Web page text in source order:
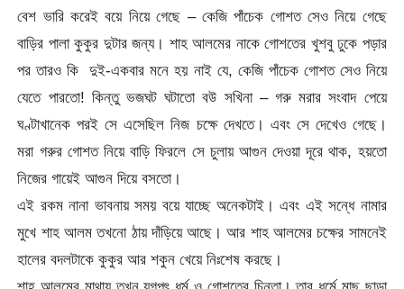
বেশ ভারি করেই বয়ে নিয়ে গেছে – কেজি পাঁচেক গোশত সেও নিয়ে গেছে
বাড়ির পালা কুকুর দুটার জন্য। শাহ আলমের নাকে গোশতের খুশবু ঢুকে পড়ার
পর তারও কি দুই-একবার মনে হয় নাই যে, কেজি পাঁচেক গোশত সেও নিয়ে
যেতে পারতো! কিন্তু ভজঘট ঘটাতো বউ সখিনা – গরু মরার সংবাদ পেয়ে
ঘণ্টাখানেক পরই সে এসেছিল নিজ চক্ষে দেখতে। এবং সে দেখেও গেছে।
মরা গরুর গোশত নিয়ে বাড়ি ফিরলে সে চুলায় আগুন দেওয়া দূরে থাক, হয়তো
নিজের গায়েই আগুন দিয়ে বসতো।
এই রকম নানা ভাবনায় সময় বয়ে যাচ্ছে অনেকটাই। এবং এই সন্ধে নামার
মুখে শাহ আলম তখনো ঠায় দাঁড়িয়ে আছে। আর শাহ আলমের চক্ষের সামনেই
হালের বদলটাকে কুকুর আর শকুন খেয়ে নিঃশেষ করছে।